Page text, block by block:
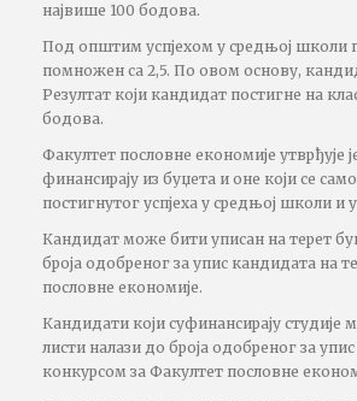
највише 100 бодова.
Под општим успјехом у средњој школи
помножен са 2,5. По овом основу,
Резултат који кандидат постигне на
бодова.
Факултет пословне економије утврђује
финансирају из буџета и оне који се
постигнутог успјеха у средњој школи
Кандидат може бити уписан на терет
броја одобреног за упис кандидата на
пословне економије.
Кандидати који суфинансирају студије
листи налази до броја одобреног за
конкурсом за Факултет пословне